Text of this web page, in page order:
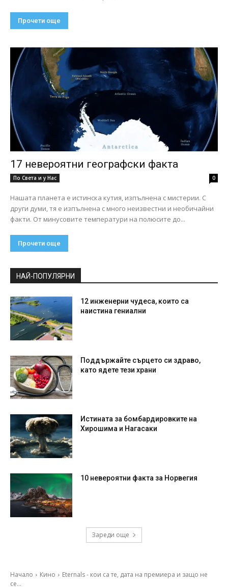
Прочети още
17 невероятни географски факта
По Света и у Нас 0
Нашата планета е истинска кутия, изпълнена с мистерии. С
други думи, тя е изпълнена с много неизвестни и необичайни
факти. От минусовите температури на полюсите до...
Прочети още
НАЙ-ПОПУЛЯРНИ
12 инженерни чудеса, които са
наистина гениални
Поддържайте сърцето си здраво,
като ядете тези храни
Истината за бомбардировките на
Хирошима и Нагасаки
10 невероятни факта за Норвегия
Зареди още